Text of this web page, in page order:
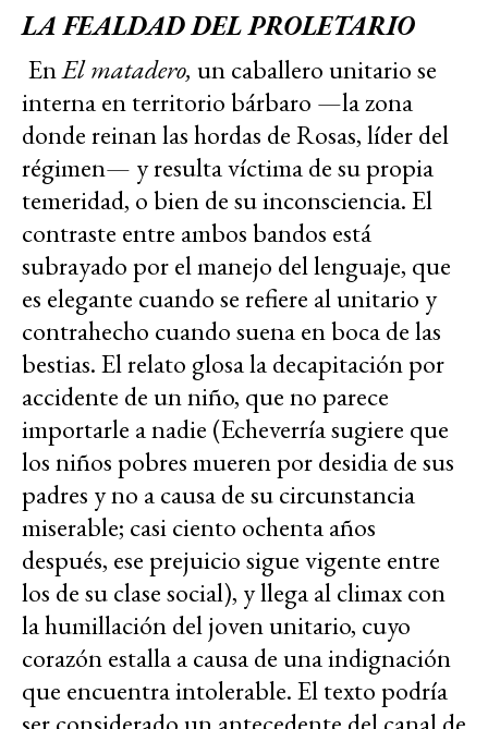
LA FEALDAD DEL PROLETARIO
EnEl matadero, un caballero unitario se
interna en territorio bárbaro —la zona
donde reinan las hordas de Rosas, líder del
régimen— y resulta víctima de su propia
temeridad, o bien de su inconsciencia. El
contraste entre ambos bandos está
subrayado por el manejo del lenguaje, que
es elegante cuando se refiere al unitario y
contrahecho cuando suena en boca de las
bestias. El relato glosa la decapitación por
accidente de un niño, que no parece
importarle a nadie (Echeverría sugiere que
los niños pobres mueren por desidia de sus
padres y no a causa de su circunstancia
miserable; casi ciento ochenta años
después, ese prejuicio sigue vigente entre
los de su clase social), y llega al climax con
la humillación del joven unitario, cuyo
corazón estalla a causa de una indignación
que encuentra intolerable. El texto podría